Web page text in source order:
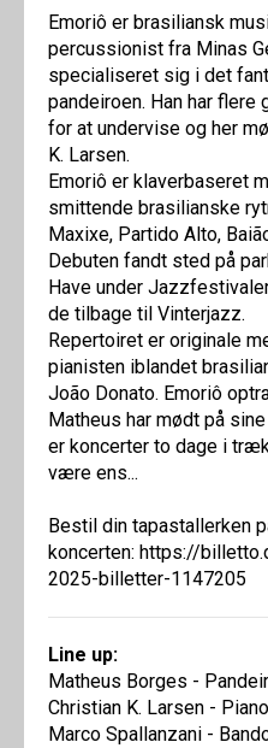
Emoriô er brasiliansk
percussionist fra Minas
specialiseret sig i det
pandeiroen. Han har
for at undervise og her
K. Larsen.
Emoriô er klaverbaseret
smittende brasilianske
Maxixe, Partido Alto,
Debuten fandt sted på
Have under
de tilbage til Vinterjazz.
Repertoiret er originale
pianisten iblandet
João Donato. Emoriô
Matheus har mødt på
er koncerter to dage i
være ens...
Bestil din tapastallerken
koncerten: https://
2025-billetter-1147205
Line up:
Matheus Borges -
Christian K. Larsen - Piano
Marco Spallanzani -